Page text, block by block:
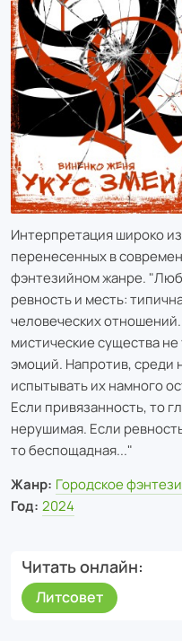
Интерпретация широко
перенесенных в
фэнтезийном жанре.
ревность и месть:
человеческих
мистические существа
эмоций. Напротив, среди
испытывать их намного
Если привязанность, то
нерушимая. Если
то беспощадная..."
Жанр: Городское фэнтези
Год: 2024
Читать онлайн
Литсовет